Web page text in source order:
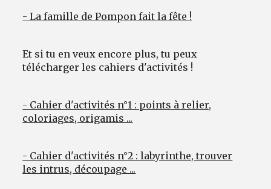
- La famille de Pompon fait la fête !
Et si tu en veux encore plus, tu peux
télécharger les cahiers d'activités !
- Cahier d'activités n°1 : points à relier,
coloriages, origamis ...
- Cahier d'activités n°2 : labyrinthe, trouver
les intrus, découpage ...